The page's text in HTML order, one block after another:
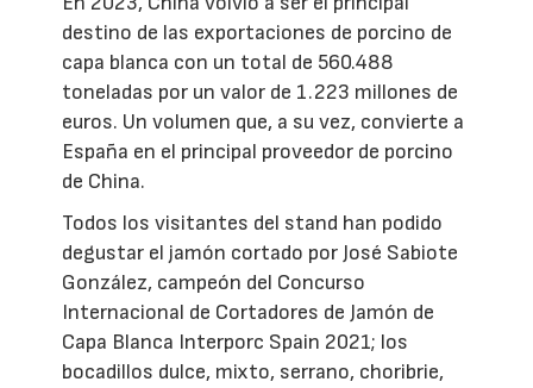
destino de las exportaciones de porcino de
capa blanca con un total de 560.488
toneladas por un valor de 1.223 millones de
euros. Un volumen que, a su vez, convierte a
España en el principal proveedor de porcino
de China.
Todos los visitantes del stand han podido
degustar el jamón cortado por José Sabiote
González, campeón del Concurso
Internacional de Cortadores de Jamón de
Capa Blanca Interporc Spain 2021; los
bocadillos dulce, mixto, serrano, choribrie,